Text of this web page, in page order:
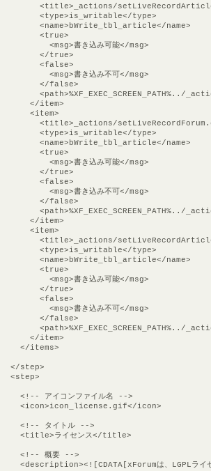
<title>_actions/
        <type>is_writable</type>
        <name>bWrite_tbl_article</name>
        <true>
          <msg>書き込み可能</msg>
        </true>
        <false>
          <msg>書き込み不可</msg>
        </false>
<path>%XF_EXEC_SCREEN_PATH%../
      </item>
      <item>
<title>_actions/
        <type>is_writable</type>
        <name>bWrite_tbl_article</name>
        <true>
          <msg>書き込み可能</msg>
        </true>
        <false>
          <msg>書き込み不可</msg>
        </false>
<path>%XF_EXEC_SCREEN_PATH%../
      </item>
      <item>
<title>_actions/
        <type>is_writable</type>
        <name>bWrite_tbl_article</name>
        <true>
          <msg>書き込み可能</msg>
        </true>
        <false>
          <msg>書き込み不可</msg>
        </false>
<path>%XF_EXEC_SCREEN_PATH%../
      </item>
    </items>
  </step>
  <step>
    <!-- アイコンファイル名 -->
    <icon>icon_license.gif</icon>
    <!-- タイトル -->
    <title>ライセンス</title>
    <!-- 概要 -->
<description><![CDATA[xForumは、LGPLライセ